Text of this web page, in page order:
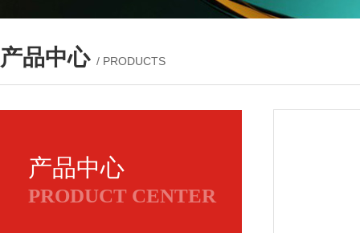
产品中心 / PRODUCTS
产品中心
PRODUCT CENTER